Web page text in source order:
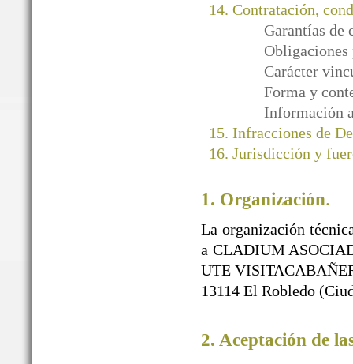
Contratación,
Garantías de
Carácter
Forma y
Información
Infracciones de
Jurisdicción y
1. Organización.
La organización
a CLADIUM
UTE
13114 El Robledo
2. Aceptación de